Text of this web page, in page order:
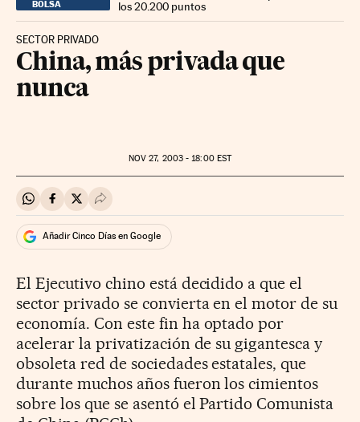
BOLSA
los 20.200 puntos
SECTOR PRIVADO
China, más privada que
nunca
NOV 27, 2003 - 18:00EST
Compartir en Whatsapp
Compartir en Facebook
Compartir en Twitter
Desplegar Redes Sociales
Añadir Cinco Días en Google
El Ejecutivo chino está decidido a que el
sector privado se convierta en el motor de su
economía. Con este fin ha optado por
acelerar la privatización de su gigantesca y
obsoleta red de sociedades estatales, que
durante muchos años fueron los cimientos
sobre los que se asentó el Partido Comunista